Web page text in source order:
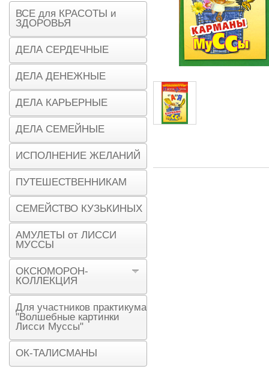
ВСЕ для КРАСОТЫ и
ЗДОРОВЬЯ
ДЕЛА СЕРДЕЧНЫЕ
ДЕЛА ДЕНЕЖНЫЕ
ДЕЛА КАРЬЕРНЫЕ
ДЕЛА СЕМЕЙНЫЕ
ИСПОЛНЕНИЕ ЖЕЛАНИЙ
ПУТЕШЕСТВЕННИКАМ
СЕМЕЙСТВО КУЗЬКИНЫХ
АМУЛЕТЫ от ЛИССИ
МУССЫ
ОКСЮМОРОН-
КОЛЛЕКЦИЯ
Для участников практикума
"Волшебные картинки
Лисси Муссы"
ОК-ТАЛИСМАНЫ